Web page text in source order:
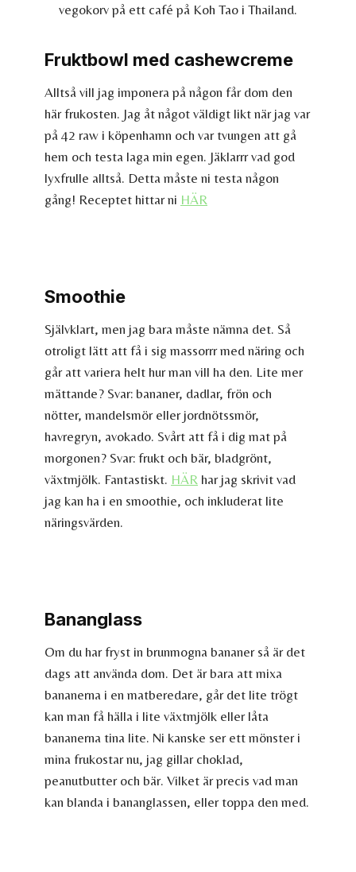
vegokorv på ett café på Koh Tao i Thailand.
Fruktbowl med cashewcreme
Alltså vill jag imponera på någon får dom den
här frukosten. Jag åt något väldigt likt när jag var
på 42 raw i köpenhamn och var tvungen att gå
hem och testa laga min egen. Jäklarrr vad god
lyxfrulle alltså. Detta måste ni testa någon
gång! Receptet hittar ni HÄR
Smoothie
Självklart, men jag bara måste nämna det. Så
otroligt lätt att få i sig massorrr med näring och
går att variera helt hur man vill ha den. Lite mer
mättande? Svar: bananer, dadlar, frön och
nötter, mandelsmör eller jordnötssmör,
havregryn, avokado. Svårt att få i dig mat på
morgonen? Svar: frukt och bär, bladgrönt,
växtmjölk. Fantastiskt. HÄR har jag skrivit vad
jag kan ha i en smoothie, och inkluderat lite
näringsvärden.
Bananglass
Om du har fryst in brunmogna bananer så är det
dags att använda dom. Det är bara att mixa
bananerna i en matberedare, går det lite trögt
kan man få hälla i lite växtmjölk eller låta
bananerna tina lite. Ni kanske ser ett mönster i
mina frukostar nu, jag gillar choklad,
peanutbutter och bär. Vilket är precis vad man
kan blanda i bananglassen, eller toppa den med.